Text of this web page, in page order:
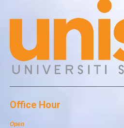
Office Hour
Open